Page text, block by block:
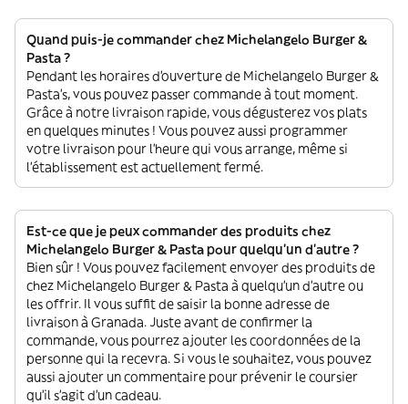
Quand puis-je commander chez Michelangelo Burger &
Pasta ?
Pendant les horaires d'ouverture de Michelangelo Burger &
Pasta’s, vous pouvez passer commande à tout moment.
Grâce à notre livraison rapide, vous dégusterez vos plats
en quelques minutes ! Vous pouvez aussi programmer
votre livraison pour l'heure qui vous arrange, même si
l'établissement est actuellement fermé.
Est-ce que je peux commander des produits chez
Michelangelo Burger & Pasta pour quelqu'un d'autre ?
Bien sûr ! Vous pouvez facilement envoyer des produits de
chez Michelangelo Burger & Pasta à quelqu'un d'autre ou
les offrir. Il vous suffit de saisir la bonne adresse de
livraison à Granada. Juste avant de confirmer la
commande, vous pourrez ajouter les coordonnées de la
personne qui la recevra. Si vous le souhaitez, vous pouvez
aussi ajouter un commentaire pour prévenir le coursier
qu'il s'agit d'un cadeau.